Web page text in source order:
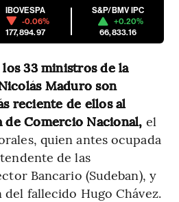
IBOVESPA
-0.06%
177,894.97
S&P/BMV IPC
+0.20%
66,833.16
33 ministros de la
Maduro son
reciente de ellos al
Comercio Nacional, el
quien antes ocupada
de las
Bancario (Sudeban), y
fallecido Hugo Chávez.